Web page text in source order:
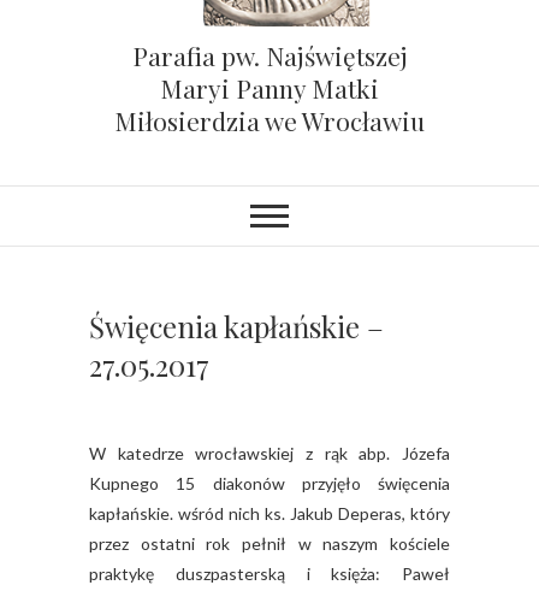
Parafia pw. Najświętszej
Maryi Panny Matki
Miłosierdzia we Wrocławiu
Święcenia kapłańskie –
27.05.2017
W katedrze wrocławskiej z rąk abp. Józefa
Kupnego 15 diakonów przyjęło święcenia
kapłańskie. wśród nich ks. Jakub Deperas, który
przez ostatni rok pełnił w naszym kościele
praktykę duszpasterską i księża: Paweł